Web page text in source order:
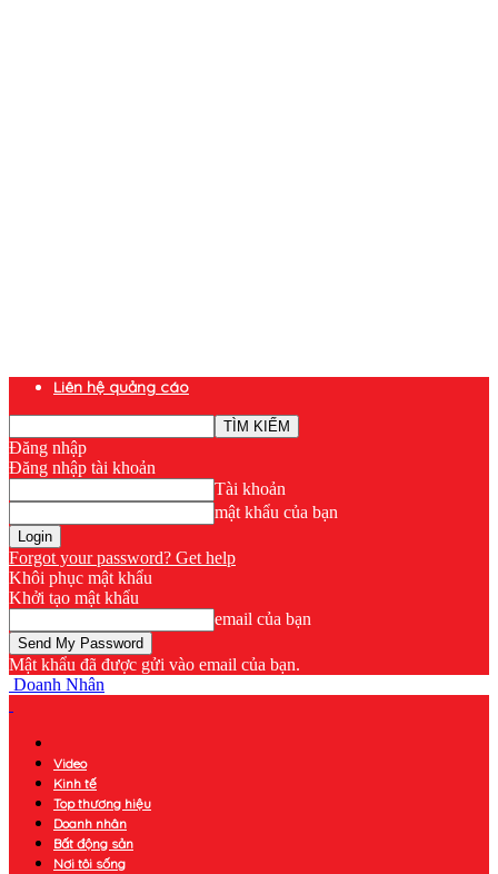
Liên hệ quảng cáo
Đăng nhập
Đăng nhập tài khoản
Tài khoản
mật khẩu của bạn
Forgot your password? Get help
Khôi phục mật khẩu
Khởi tạo mật khẩu
email của bạn
Mật khẩu đã được gửi vào email của bạn.
Doanh Nhân
Video
Kinh tế
Top thương hiệu
Doanh nhân
Bất động sản
Nơi tôi sống